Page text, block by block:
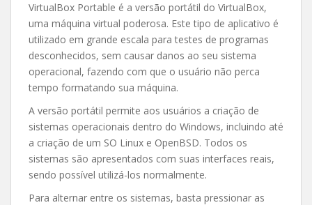
VirtualBox Portable é a versão portátil do VirtualBox,
uma máquina virtual poderosa. Este tipo de aplicativo é
utilizado em grande escala para testes de programas
desconhecidos, sem causar danos ao seu sistema
operacional, fazendo com que o usuário não perca
tempo formatando sua máquina.
A versão portátil permite aos usuários a criação de
sistemas operacionais dentro do Windows, incluindo até
a criação de um SO Linux e OpenBSD. Todos os
sistemas são apresentados com suas interfaces reais,
sendo possível utilizá-los normalmente.
Para alternar entre os sistemas, basta pressionar as